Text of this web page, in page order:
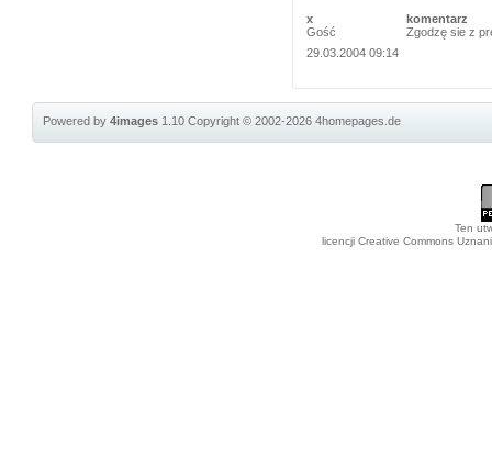
x
Gość
komentarz
Zgodzę sie z
29.03.2004 09:14
Powered by4images 1.10Copyright © 2002-20264homepages.de
Ten
licencji Creative Commons